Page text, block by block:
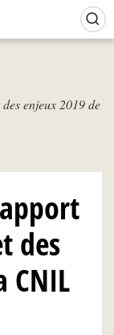
enjeux 2019 de
des
CNIL
de connexion)